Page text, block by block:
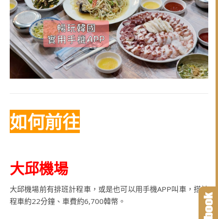
如何前往
大邱機場
大邱機場前有排班計程車，或是也可以用手機APP叫車，搭計
程車約22分鐘、車費約6,700韓幣。